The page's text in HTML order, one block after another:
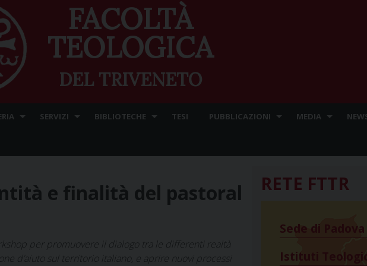
FACOLTÀ
TEOLOGICA
DEL TRIVENETO
SERVIZI BIBLIOTECHE TESI PUBBLICAZIONI MEDIA
e finalità del pastoral
per promuovere il dialogo tra le differenti realtà
d’aiuto sul territorio italiano, e aprire nuovi processi
RETE FTTR
Sede di Padova
Istituti